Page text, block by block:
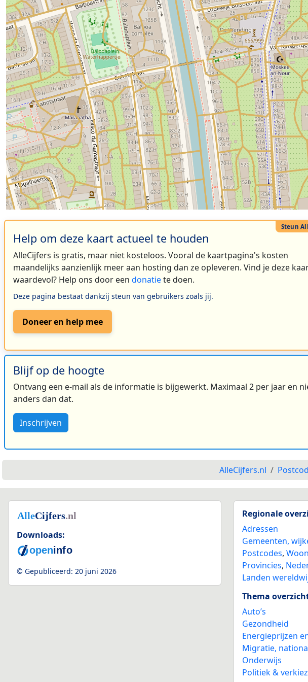
Help om deze kaart actueel te houden
AlleCijfers is gratis, maar niet kosteloos. Vooral de kaartpagina's kosten
maandelijks aanzienlijk meer aan hosting dan ze opleveren. Vind je deze
waardevol? Help ons door een donatiete doen.
Deze pagina bestaat dankzij steun van gebruikers zoals jij.
Doneer en help mee
Blijf op de hoogte
Ontvang een e-mail als de informatie is bijgewerkt. Maximaal 2 per jaar en
anders dan dat.
Inschrijven
AlleCijfers.nl
Downloads:
© Gepubliceerd: 20 juni 2026
Regionale
Adressen
Gemeenten,
Postcodes,
Provincies,
Landen
Thema
Auto’s
Gezondheid
Energieprijzen
Migratie,
Onderwijs
Politiek &